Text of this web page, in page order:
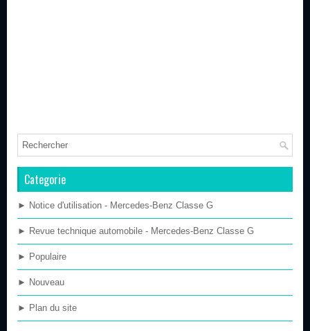
Categorie
► Notice d'utilisation - Mercedes-Benz Classe G
► Revue technique automobile - Mercedes-Benz Classe G
► Populaire
► Nouveau
► Plan du site